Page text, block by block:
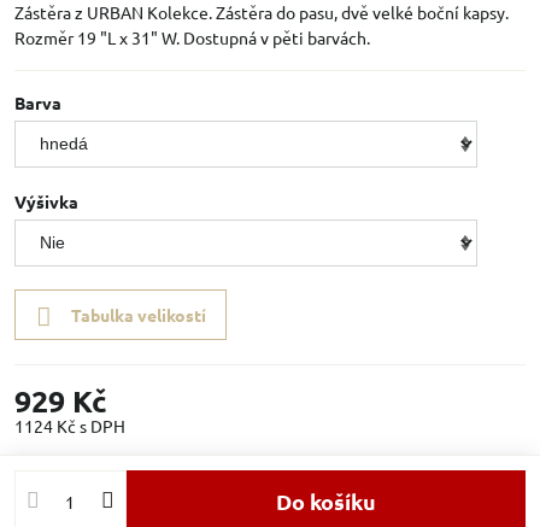
Zástěra z URBAN Kolekce. Zástěra do pasu, dvě velké boční kapsy.
Rozměr 19 "L x 31" W. Dostupná v pěti barvách.
Barva
Výšivka
Tabulka velikostí
929 Kč
1124 Kč s DPH
Do košíku